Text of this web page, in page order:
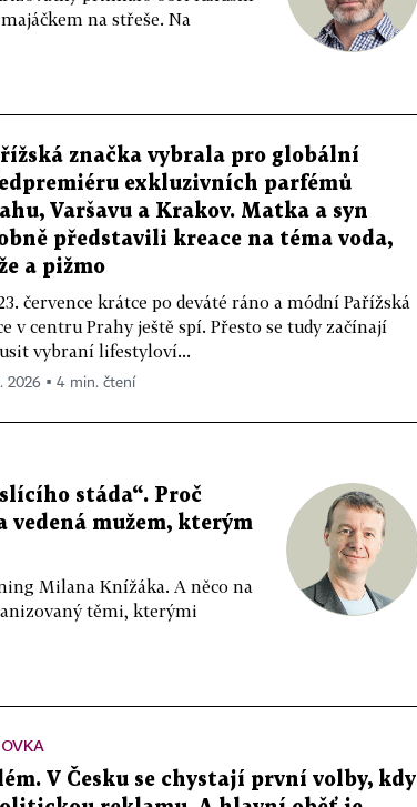
na střeše. Na
značka vybrala pro globální
exkluzivních parfémů
Varšavu a Krakov. Matka a syn
představili kreace na téma voda,
a pižmo
července krátce po deváté ráno a módní Pařížská
v centru Prahy ještě spí. Přesto se tudy začínají
vybraní lifestyloví...
2026 ▪ 4 min. čtení
stáda“. Proč
vedená mužem, kterým
Milana Knížáka. A něco na
těmi, kterými
V Česku se chystají první volby, kdy